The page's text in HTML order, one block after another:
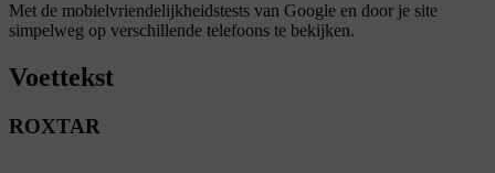
Met de mobielvriendelijkheidstests van Google en door je site
simpelweg op verschillende telefoons te bekijken.
Voettekst
ROXTAR